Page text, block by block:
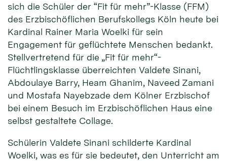
sich die Schüler der “Fit für mehr”-Klasse (FFM)
des Erzbischöflichen Berufskollegs Köln heute bei
Kardinal Rainer Maria Woelki für sein
Engagement für geflüchtete Menschen bedankt.
Stellvertretend für die „Fit für mehr“-
Flüchtlingsklasse überreichten Valdete Sinani,
Abdoulaye Barry, Heam Ghanim, Naveed Zamani
und Mostafa Nayebzade dem Kölner Erzbischof
bei einem Besuch im Erzbischöflichen Haus eine
selbst gestaltete Collage.
Schülerin Valdete Sinani schilderte Kardinal
Woelki, was es für sie bedeutet, den Unterricht am